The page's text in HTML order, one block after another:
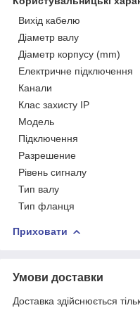
Вихід кабелю
Діаметр валу
Діаметр корпусу (mm)
Електричне підключення
Канали
Клас захисту ІР
Мoдель
Підключення
Разрешение
Рівень сигналу
Тип валу
Тип фланця
Приховати
Умови доставки
Доставка здійснюється